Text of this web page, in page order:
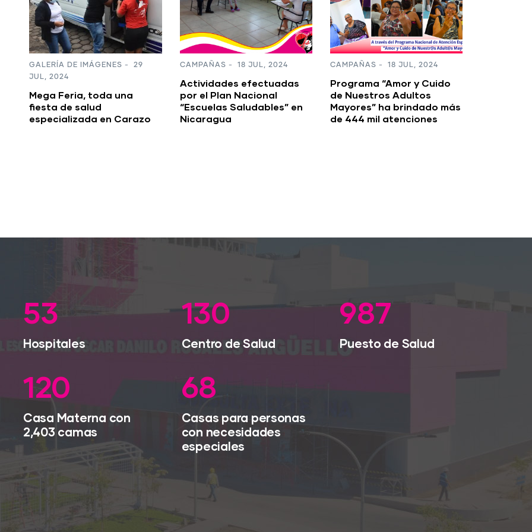
CAMPAÑAS 18 JUL, 2024
Actividades efectuadas
por el Plan Nacional
“Escuelas Saludables” en
Nicaragua
CAMPAÑAS - 18 JUL, 2024
Programa “Amor y Cuido
de Nuestros Adultos
Mayores” ha brindado más
de 444 mil atenciones
Hospital Fidel Ventura de
Waslala en saludo al 45/19
79
Hospitales
193
Centro de Salud
1,470
Puesto de Salud
179
Casa Materna con
2,403 camas
101
Casas para personas
con necesidades
especiales